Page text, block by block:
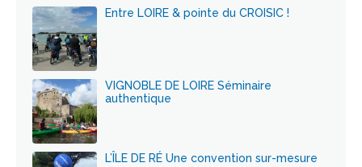
Entre LOIRE & pointe du CROISIC !
VIGNOBLE DE LOIRE Séminaire
authentique
L’ÎLE DE RÉ Une convention sur-mesure